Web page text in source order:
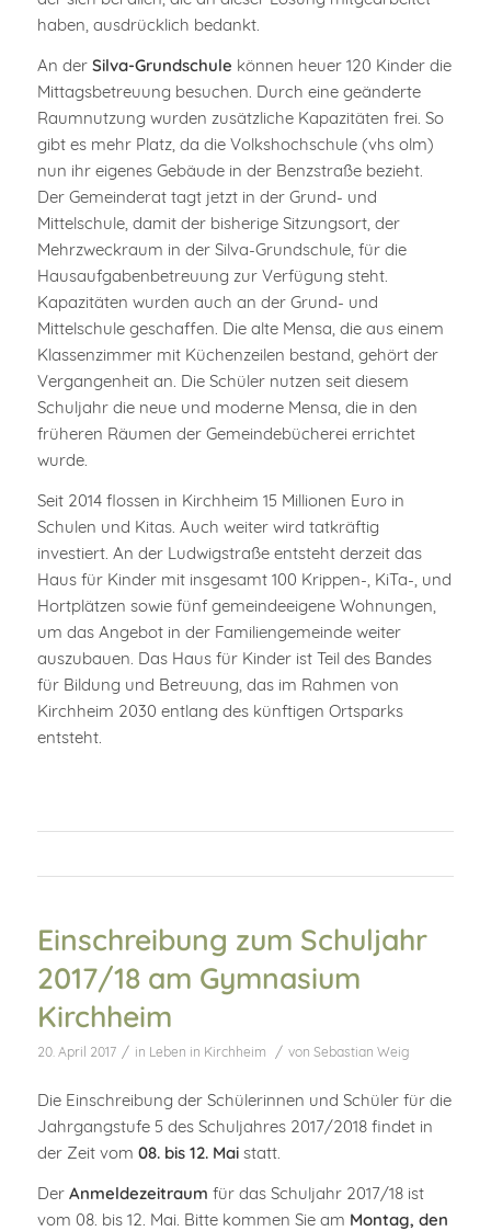
haben, ausdrücklich bedankt.
An der Silva-Grundschule können heuer 120 Kinder die
Mittagsbetreuung besuchen. Durch eine geänderte
Raumnutzung wurden zusätzliche Kapazitäten frei. So
gibt es mehr Platz, da die Volkshochschule (vhs olm)
nun ihr eigenes Gebäude in der Benzstraße bezieht.
Der Gemeinderat tagt jetzt in der Grund- und
Mittelschule, damit der bisherige Sitzungsort, der
Mehrzweckraum in der Silva-Grundschule, für die
Hausaufgabenbetreuung zur Verfügung steht.
Kapazitäten wurden auch an der Grund- und
Mittelschule geschaffen. Die alte Mensa, die aus einem
Klassenzimmer mit Küchenzeilen bestand, gehört der
Vergangenheit an. Die Schüler nutzen seit diesem
Schuljahr die neue und moderne Mensa, die in den
früheren Räumen der Gemeindebücherei errichtet
wurde.
Seit 2014 flossen in Kirchheim 15 Millionen Euro in
Schulen und Kitas. Auch weiter wird tatkräftig
investiert. An der Ludwigstraße entsteht derzeit das
Haus für Kinder mit insgesamt 100 Krippen-, KiTa-, und
Hortplätzen sowie fünf gemeindeeigene Wohnungen,
um das Angebot in der Familiengemeinde weiter
auszubauen. Das Haus für Kinder ist Teil des Bandes
für Bildung und Betreuung, das im Rahmen von
Kirchheim 2030 entlang des künftigen Ortsparks
entsteht.
Einschreibung zum Schuljahr
2017/18 am Gymnasium
Kirchheim
20. April 2017 / in Leben in Kirchheim / von Sebastian Weig
Die Einschreibung der Schülerinnen und Schüler für die
Jahrgangstufe 5 des Schuljahres 2017/2018 findet in
der Zeit vom 08. bis 12. Maistatt.
Der Anmeldezeitraum für das Schuljahr 2017/18 ist
vom 08. bis 12. Mai. Bitte kommen Sie am Montag, den